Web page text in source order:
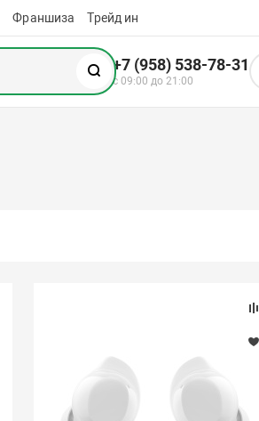
Франшиза Трейд ин
+7 (958) 538-78-31
с 09:00 до 21:00